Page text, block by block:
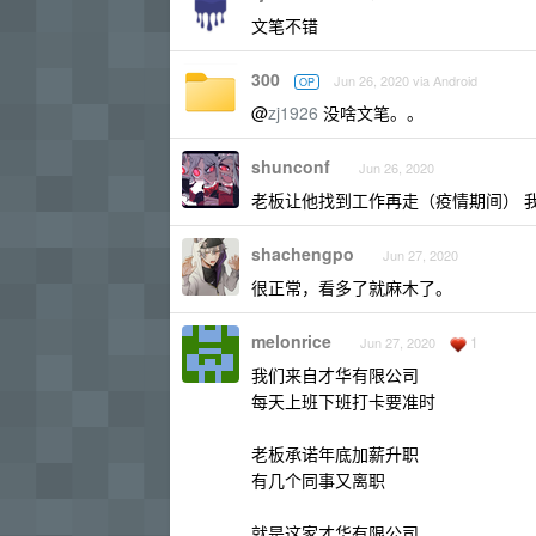
文笔不错
300 OP Jun 26, 2020 via Android
@zj1926 没啥文笔。。
shunconf Jun 26, 2020
老板让他找到工作再走（疫情期间）
shachengpo Jun 27, 2020
很正常，看多了就麻木了。
melonrice Jun 27, 2020 1
我们来自才华有限公司
每天上班下班打卡要准时
老板承诺年底加薪升职
有几个同事又离职